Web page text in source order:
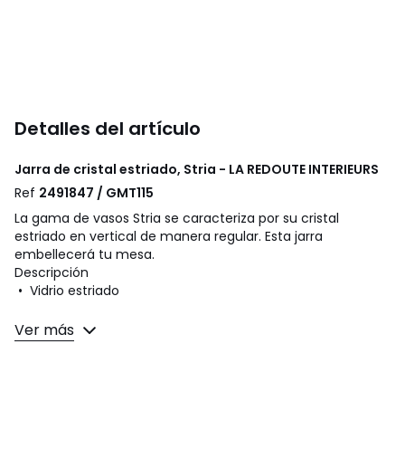
Detalles del artículo
Jarra de cristal estriado, Stria - LA REDOUTE INTERIEURS
Ref 2491847 / GMT115
La gama de vasos Stria se caracteriza por su cristal
estriado en vertical de manera regular. Esta jarra
embellecerá tu mesa.
Descripción
• Vidrio estriado
Dimensiones
• Diámetro: 11 cm
Ver más